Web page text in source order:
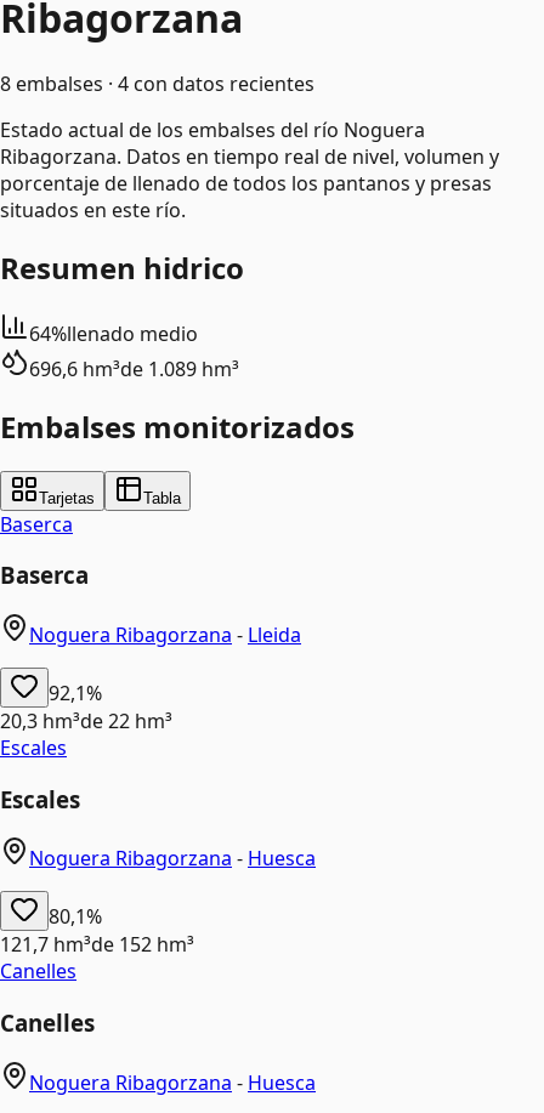
Ribagorzana
8 embalses · 4 con datos recientes
Estado actual de los embalses del río Noguera
Ribagorzana. Datos en tiempo real de nivel, volumen y
porcentaje de llenado de todos los pantanos y presas
situados en este río.
Resumen hidrico
64%llenado medio
696,6 hm³de 1.089 hm³
Embalses monitorizados
Tarjetas Tabla
Baserca
Baserca
Noguera Ribagorzana - Lleida
92,1%
20,3 hm³de22 hm³
Escales
Escales
Noguera Ribagorzana - Huesca
80,1%
121,7 hm³de 152 hm³
Canelles
Canelles
Noguera Ribagorzana - Huesca